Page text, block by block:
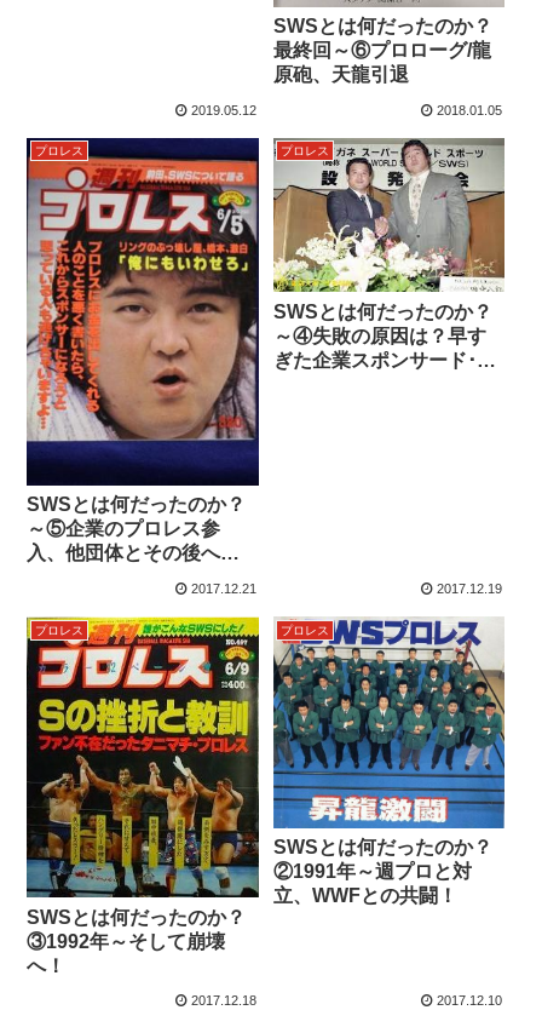
2019.05.12
SWSとは何だったのか？
最終回～⑥プロローグ/龍
原砲、天龍引退
2018.01.05
プロレス
SWSとは何だったのか？
～⑤企業のプロレス参
入、他団体とその後への
2017.12.21
プロレス
SWSとは何だったのか？
～④失敗の原因は？早す
ぎた企業スポンサード･プ
2017.12.19
プロレス
SWSとは何だったのか？
③1992年～そして崩壊
へ！
2017.12.18
プロレス
SWSとは何だったのか？
②1991年～週プロと対
立、WWFとの共闘！
2017.12.10